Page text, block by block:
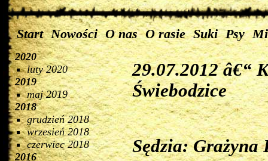
Start Nowości O nas O rasie Suki Psy
2020
luty 2020
2019
maj 2019
2018
grudzień 2018
wrzesień 2018
czerwiec 2018
2016
29.07.2012 â€“
Świebodzice
Sędzia: Grażyna